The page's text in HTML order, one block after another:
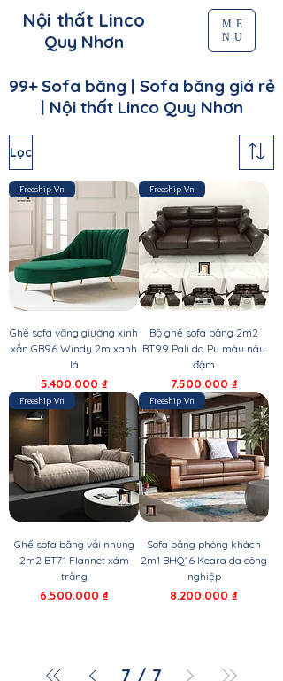
ME
NU
Nội thất Linco
Quy Nhơn
99+ Sofa băng | Sofa băng giá rẻ
| Nội thất Linco Quy Nhơn
Lọc
Freeship Vn
Ghế sofa văng giường xinh
xắn GB96 Windy 2m xanh
lá
Giá
5.400.000 ₫
Freeship Vn
Bộ ghế sofa băng 2m2
BT99 Pali da Pu màu nâu
đậm
Giá
7.500.000 ₫
Freeship Vn
Ghế sofa băng vải nhung
2m2 BT71 Flannet xám
trắng
Giá
6.500.000 ₫
Freeship Vn
Sofa băng phòng khách
2m1 BHQ16 Keara da công
nghiệp
Giá
8.200.000 ₫
7 / 7